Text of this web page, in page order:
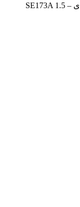
مدل : اس ایی صدو هفتادو سه ای – SE173A 1.5